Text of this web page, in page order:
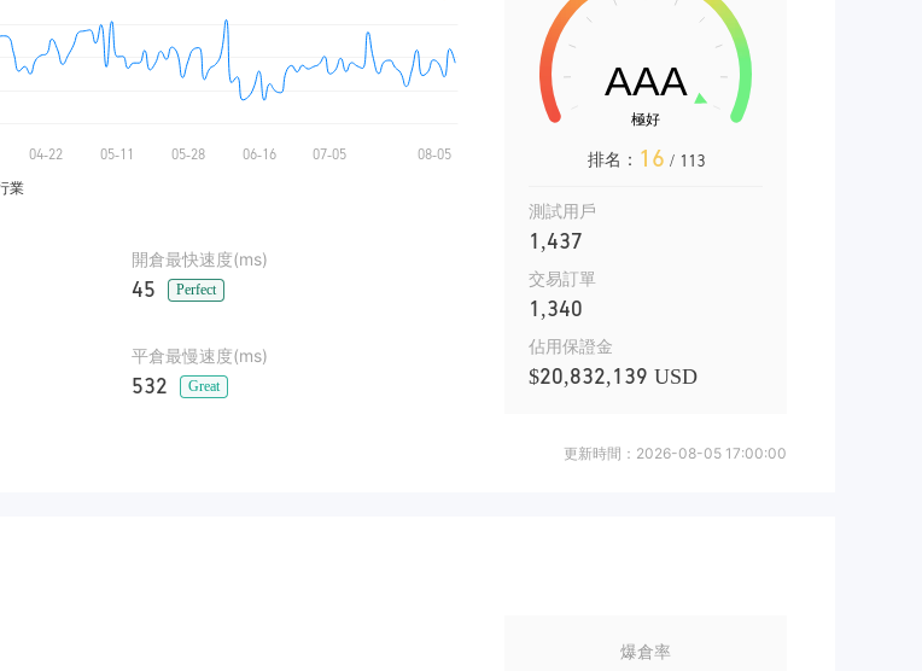
開倉最快速度(ms)
45 Perfect
平倉最慢速度(ms)
532 Great
排名： 16 / 113
測試用戶
1,437
交易訂單
1,340
佔用保證金
$20,832,139 USD
更新時間： 2026-08-05 17:00:00
爆倉率